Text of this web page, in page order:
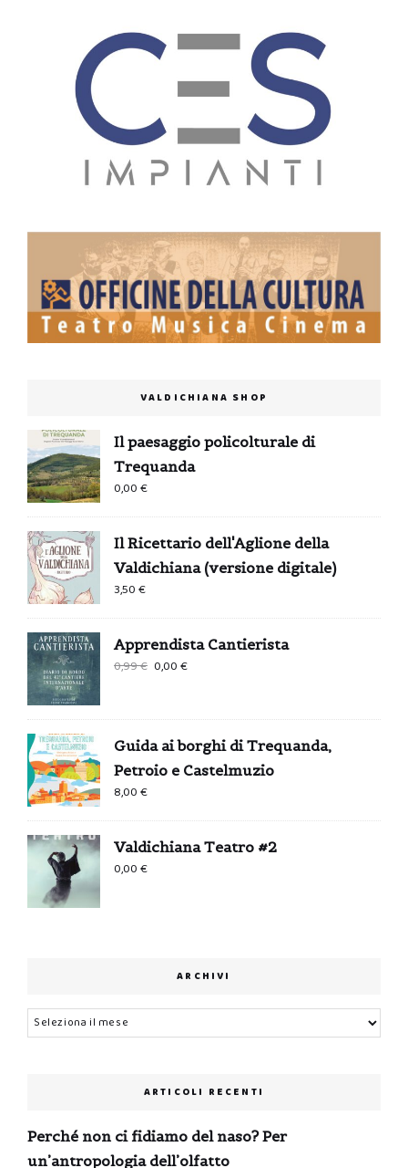
VALDICHIANA SHOP
Il paesaggio policolturale di
Trequanda
0,00€
Il Ricettario dell'Aglione della
Valdichiana (versione digitale)
3,50€
Apprendista Cantierista
0,99€
era:
0,99 €.
0,00€
è:
0,00 €.
Guida ai borghi di Trequanda,
Petroio e Castelmuzio
8,00€
Valdichiana Teatro #2
0,00€
ARCHIVI
Archivi
ARTICOLI RECENTI
Perché non ci fidiamo del naso? Per
un’antropologia dell’olfatto